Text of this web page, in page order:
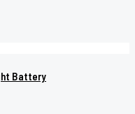
Battery